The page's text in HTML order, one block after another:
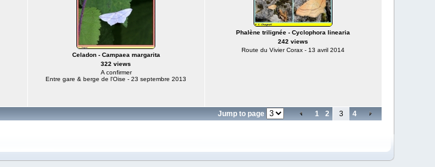
Celadon - Campaea margarita
322 views
A confirmer
Entre gare & berge de l'Oise - 23 septembre 2013
Phalène trilignée - Cyclophora linearia
242 views
Route du Vivier Corax - 13 avril 2014
Jump to page 1 2 3 4